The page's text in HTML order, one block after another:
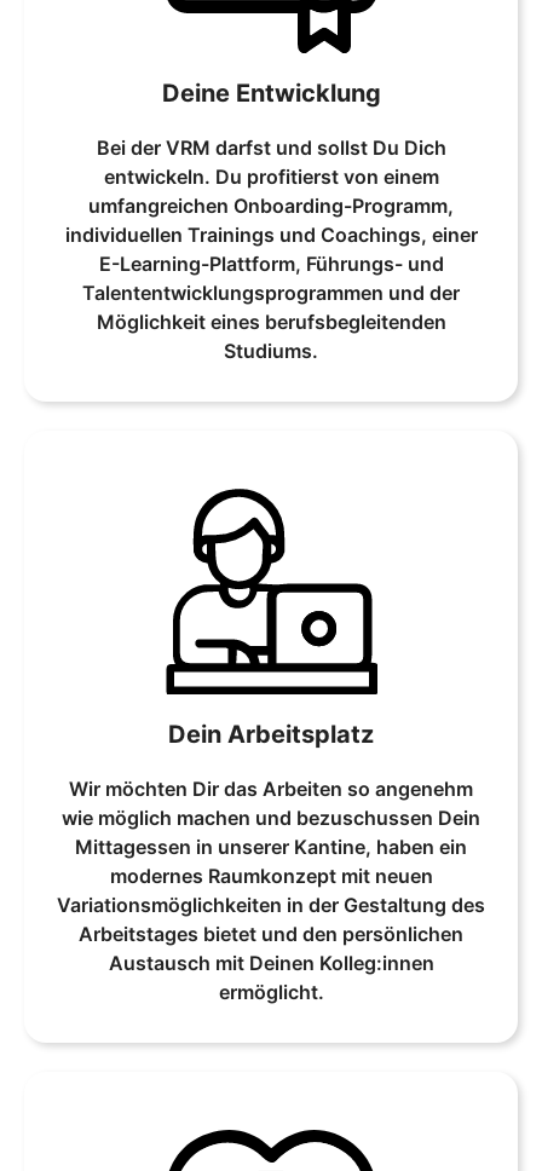
Deine Entwicklung
Bei der VRM darfst und sollst Du Dich
entwickeln. Du profitierst von einem
umfangreichen Onboarding-Programm,
individuellen Trainings und Coachings, einer
E-Learning-Plattform, Führungs- und
Talententwicklungsprogrammen und der
Möglichkeit eines berufsbegleitenden
Studiums.
Dein Arbeitsplatz
Wir möchten Dir das Arbeiten so angenehm
wie möglich machen und bezuschussen Dein
Mittagessen in unserer Kantine, haben ein
modernes Raumkonzept mit neuen
Variationsmöglichkeiten in der Gestaltung des
Arbeitstages bietet und den persönlichen
Austausch mit Deinen Kolleg:innen
ermöglicht.